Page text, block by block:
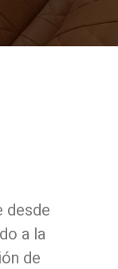
desde
a la
de